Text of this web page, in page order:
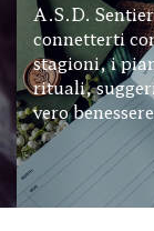
A.S.D.
connetterti
stagioni, i
rituali,
vero